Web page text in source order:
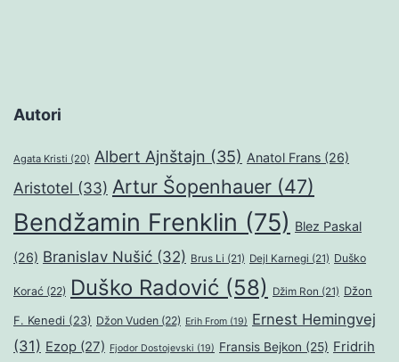
Autori
Agata Kristi (20) Albert Ajnštajn (35) Anatol Frans (26)
Aristotel (33) Artur Šopenhauer (47)
Bendžamin Frenklin (75) Blez Paskal
(26) Branislav Nušić (32) Brus Li (21) Dejl Karnegi (21) Duško
Korać (22) Duško Radović (58) Džim Ron (21) Džon
F. Kenedi (23) Džon Vuden (22) Erih From (19) Ernest Hemingvej
(31) Ezop (27) Fjodor Dostojevski (19) Fransis Bejkon (25) Fridrih